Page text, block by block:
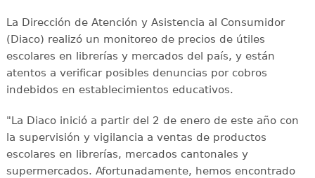
La Dirección de Atención y Asistencia al Consumidor
(Diaco) realizó un monitoreo de precios de útiles
escolares en librerías y mercados del país, y están
atentos a verificar posibles denuncias por cobros
indebidos en establecimientos educativos.
"La Diaco inició a partir del 2 de enero de este año con
la supervisión y vigilancia a ventas de productos
escolares en librerías, mercados cantonales y
supermercados. Afortunadamente, hemos encontrado